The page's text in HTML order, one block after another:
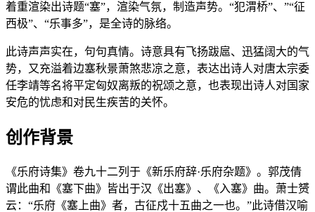
着重渲染出诗题“塞”，渲染气氛，制造声势。“犯渭桥”、”“征
西极”、“乐事多”，是全诗的脉络。
此诗声声实在，句句真情。诗意具有飞扬跋扈、迅猛阔大的气
势，又充溢着边塞秋景萧煞悲凉之意，表达出诗人对唐太宗委
任李靖等名将平定匈奴离叛的祝颂之意，也表现出诗人对国家
安危的忧虑和对民生疾苦的关怀。
创作背景
《乐府诗集》卷九十二列于《新乐府辞·乐府杂题》。郭茂倩
谓此曲和《塞下曲》皆出于汉《出塞》、《入塞》曲。萧士赟
云：“乐府《塞上曲》者，古征戍十五曲之一也。”此诗借汉喻